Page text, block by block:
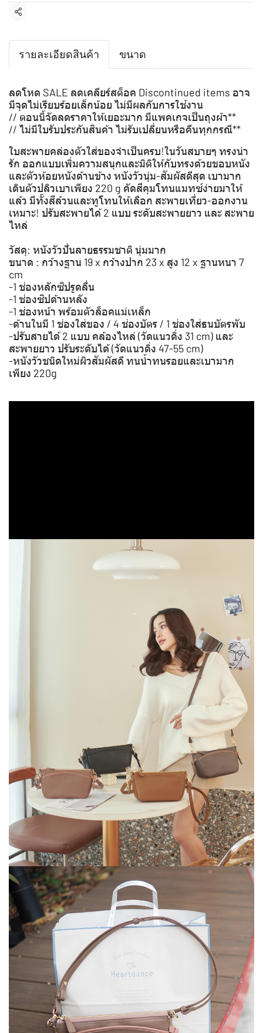
แชร์
รายละเอียดสินค้า ขนาด
ลดโหด SALE ลดเคลียร์สต็อค Discontinued items อาจ
มีจุดไม่เรียบร้อยเล็กน้อย ไม่มีผลกับการใช้งาน
// ตอนนี้จัดลดราคาให้เยอะมาก มีแพคเกจเป็นถุงผ้า**
// ไม่มีใบรับประกันสินค้า ไม่รับเปลี่ยนหรือคืนทุกกรณี**
ใบสะพายคล่องตัวใส่ของจำเป็นครบ!ในวันสบายๆ ทรงน่า
รัก ออกแบบเพิ่มความสนุกและมิติให้กับทรงด้วยขอบหนัง
และตัวห้อยหนังด้านข้าง หนังวัวนุ่ม-สัมผัสดีสุด เบามาก
เดินตัวปลิวเบาเพียง 220 g คัดสีคุมโทนแมทซ์ง่ายมาให้
แล้ว มีทั้งสีล้วนและทูโทนให้เลือก สะพายเที่ยว-ออกงาน
เหมาะ! ปรับสะพายได้ 2 แบบ ระดับสะพายยาว และ สะพาย
ไหล่
วัสดุ: หนังวัวปั่นลายธรรมชาติ นุ่มมาก
ขนาด : กว้างฐาน 19 x กว้างปาก 23 x สูง 12 x ฐานหนา 7
cm
-1 ช่องหลักซิปรูดลื่น
-1 ช่องซิปด้านหลัง
-1 ช่องหน้า พร้อมตัวล็อคแม่เหล็ก
-ด้านในมี 1 ช่องใส่ของ / 4 ช่องบัตร / 1 ช่องใส่ธนบัตรพับ
-ปรับสายได้ 2 แบบ คล้องไหล่ (วัดแนวดิ่ง 31 cm) และ
สะพายยาว ปรับระดับได้ (วัดแนวดิ่ง 47-55 cm)
-หนังวัวชนิดใหม่ผิวสัมผัสดี ทนน้ำทนรอยและเบามาก
เพียง 220g